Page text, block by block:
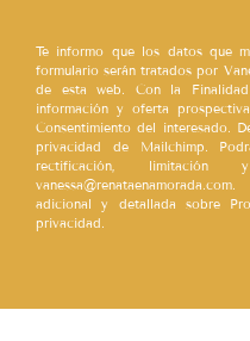
Te informo que los datos que
formulario serán tratados por
de esta web. Con la
información y oferta
Consentimiento del interesado.
privacidad de Mailchimp.
rectificación,
adicional y detallada sobre
privacidad.